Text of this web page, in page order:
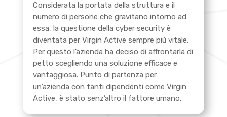
Considerata la portata della struttura e il
numero di persone che gravitano intorno ad
essa, la questione della cyber security è
diventata per Virgin Active sempre più vitale.
Per questo l’azienda ha deciso di affrontarla di
petto scegliendo una soluzione efficace e
vantaggiosa. Punto di partenza per
un’azienda con tanti dipendenti come Virgin
Active, è stato senz’altro il fattore umano.